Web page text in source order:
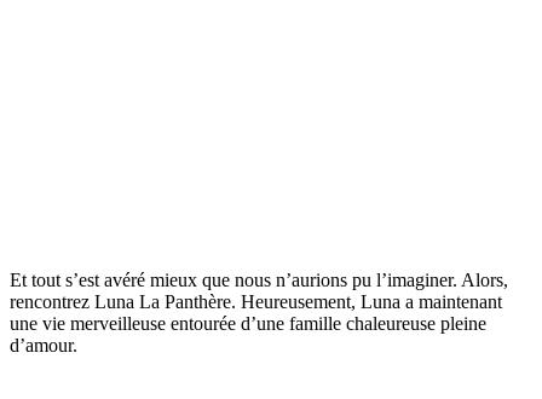
Et tout s’est avéré mieux que nous n’aurions pu l’imaginer. Alors,
rencontrez Luna La Panthère. Heureusement, Luna a maintenant
une vie merveilleuse entourée d’une famille chaleureuse pleine
d’amour.